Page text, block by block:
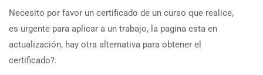
Necesito por favor un certificado de un curso que realice,
es urgente para aplicar a un trabajo, la pagina esta en
actualización, hay otra alternativa para obtener el
certificado?.